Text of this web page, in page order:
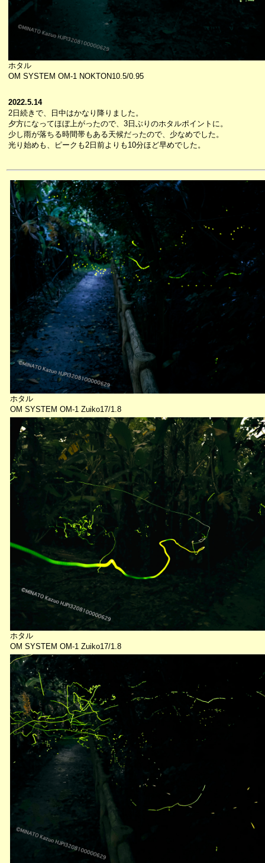
ホタル
OM SYSTEM OM-1 NOKTON10.5/0.95
2022.5.14
2日続きで、日中はかなり降りました。
夕方になってほぼ上がったので、3日ぶりのホタルポイントに。
少し雨が落ちる時間帯もある天候だったので、少なめでした。
光り始めも、ピークも2日前よりも10分ほど早めでした。
ホタル
OM SYSTEM OM-1 Zuiko17/1.8
ホタル
OM SYSTEM OM-1 Zuiko17/1.8